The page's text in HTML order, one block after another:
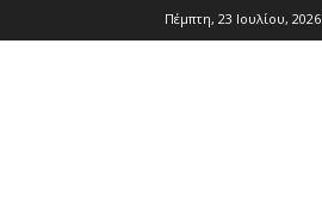
Πέμπτη, 23 Ιουλίου, 2026